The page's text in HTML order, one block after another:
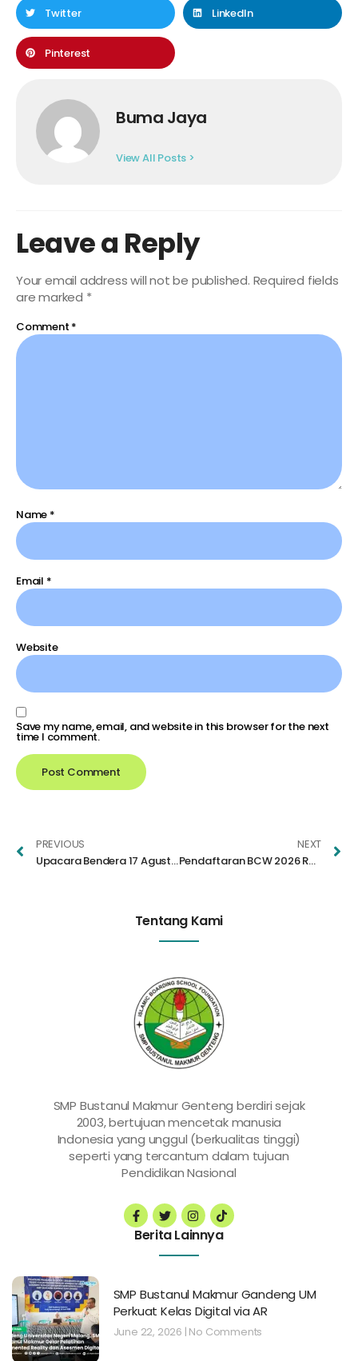
Twitter LinkedIn
Pinterest
Buma Jaya
View All Posts >
Leave a Reply
Your email address will not be published. Required fields
are marked *
Comment *
Name *
Email *
Website
Save my name, email, and website in this browser for the next
time I comment.
PREVIOUS
Upacara Bendera 17 Agustus 2025 di SMP Bustanul Makmur Berlangsung Khidmat
NEXT
Pendaftaran BCW 2026 Resmi Dibuka! Cek Syarat, Jadwal, dan Cara Daftarnya
Tentang Kami
SMP Bustanul Makmur Genteng berdiri sejak
2003, bertujuan mencetak manusia
Indonesia yang unggul (berkualitas tinggi)
seperti yang tercantum dalam tujuan
Pendidikan Nasional
Berita Lainnya
SMP Bustanul Makmur Gandeng UM
Perkuat Kelas Digital via AR
June 22, 2026 No Comments